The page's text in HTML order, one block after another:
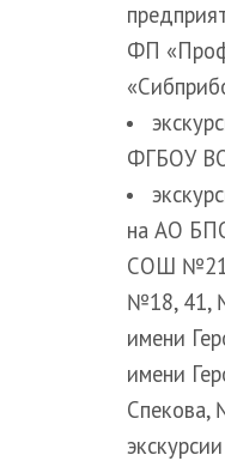
ФП
ФГБОУ
на АО
СОШ
№18, 41,
имени
имени
Спекова,